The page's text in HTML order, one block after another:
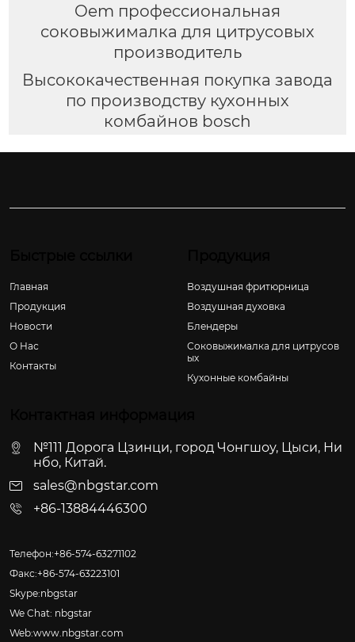
Oem профессиональная
соковыжималка для цитрусовых
производитель
Высококачественная покупка завода
по производству кухонных
комбайнов bosch
Главная
Продукция
Новости
О Hас
Контакты
Воздушная фритюрница
Воздушная духовка
Блендеры
Соковыжималка для цитрусов
ых
Кухонные комбайны
№111 Дорога Цзинци, город Чонгшоу, Цыси, Ни
нбо, Китай.
sales@nbgstar.com
+86-13884446300
Телефон:+86-574-63271102
Факс:+86-574-63223101
Skype:nbgstar
We Chat: nbgstar
Web:www.nbgstar.com